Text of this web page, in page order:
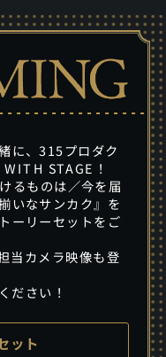
に、315プロダク
STAGE！
るものは／今を届
いなサンカク』を
ーリーセットをご
当カメラ映像も登
ださい！
ット